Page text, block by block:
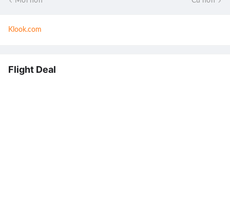
Klook.com
Flight Deal